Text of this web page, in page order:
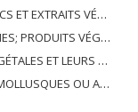
VÉGÉTAUX
NI COMPRIS AILLEURS
CIRES ANIMALES OU VÉGÉTALES
PRÉPARATIONS DE CELLES-CI